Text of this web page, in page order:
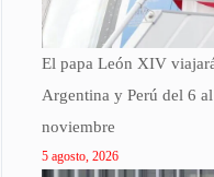
El papa León XIV
Argentina y Perú del 6
noviembre
5 agosto, 2026